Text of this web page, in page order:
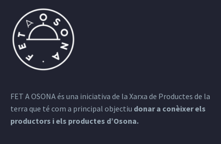
FET A OSONA és una iniciativa de la Xarxa de Productes de la
terra que té com a principal objectiu donar a conèixer els
productors i els productes d’Osona.